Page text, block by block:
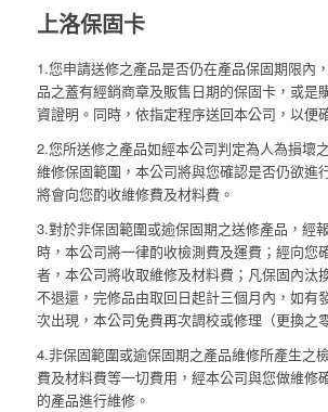
上洛保固卡
1.您申請送修之產品是否仍在產品保固期限內
品之蓋有經銷商章及販售日期的保固卡，或是
資證明。同時，依指定程序送回本公司，以便
2.您所送修之產品如經本公司判定為人為損壞
維修保固範圍，本公司將與您確認是否仍欲進
將會向您酌收維修費及材料費。
3.對於非保固範圍或逾保固期之送修產品，經
時，本公司將一律酌收檢測費及運費；經向您
者，本公司將收取維修及材料費；凡保固內汰
不退還，完修品由取回日起計三個月內，如有
次出現，本公司免費再次調校或修理（更換之
4.非保固範圍或逾保固期之產品維修所產生之
費及材料費等一切費用，經本公司與您做維修
的產品進行維修。